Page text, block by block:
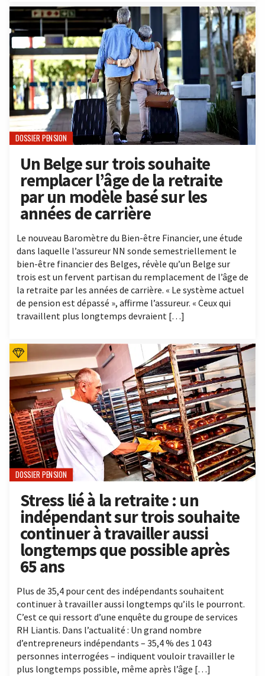
DOSSIER PENSION
Un Belge sur trois souhaite
remplacer l’âge de la retraite
par un modèle basé sur les
années de carrière
Le nouveau Baromètre du Bien-être Financier, une étude
dans laquelle l’assureur NN sonde semestriellement le
bien-être financier des Belges, révèle qu’un Belge sur
trois est un fervent partisan du remplacement de l’âge de
la retraite par les années de carrière. « Le système actuel
de pension est dépassé », affirme l’assureur. « Ceux qui
travaillent plus longtemps devraient […]
DOSSIER PENSION
Stress lié à la retraite : un
indépendant sur trois souhaite
continuer à travailler aussi
longtemps que possible après
65 ans
Plus de 35,4 pour cent des indépendants souhaitent
continuer à travailler aussi longtemps qu’ils le pourront.
C’est ce qui ressort d’une enquête du groupe de services
RH Liantis. Dans l’actualité : Un grand nombre
d’entrepreneurs indépendants – 35,4 % des 1 043
personnes interrogées – indiquent vouloir travailler le
plus longtemps possible, même après l’âge […]